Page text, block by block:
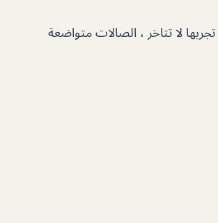
لا تتاخر ، الصالات متواضعة